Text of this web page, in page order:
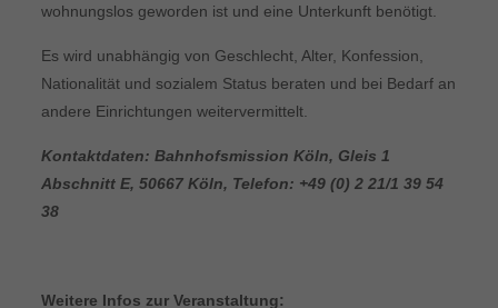
wohnungslos geworden ist und eine Unterkunft benötigt.
Es wird unabhängig von Geschlecht, Alter, Konfession,
Nationalität und sozialem Status beraten und bei Bedarf an
andere Einrichtungen weitervermittelt.
Kontaktdaten: Bahnhofsmission Köln, Gleis 1
Abschnitt E, 50667 Köln, Telefon: +49 (0) 2 21/1 39 54
38
Weitere Infos zur Veranstaltung: